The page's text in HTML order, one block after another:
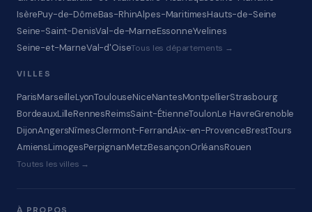
IsèrePuy-de-DômeBas-RhinAlpes-MaritimesHauts-de-Seine
Seine-Saint-DenisVal-de-MarneEssonneYvelines
Seine-et-MarneVal-d'OiseTous les départements →
VILLES
ParisMarseilleLyonToulouseNiceNantesMontpellierStrasbourg
BordeauxLilleRennesReimsSaint-ÉtienneToulonLe HavreGrenoble
DijonAngersNîmesClermont-FerrandAix-en-ProvenceBrestTours
AmiensLimogesPerpignanMetzBesançonOrléansRouen
Toutes les villes →
À PROPOS